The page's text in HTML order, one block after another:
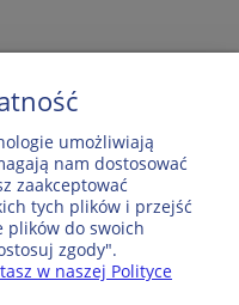
umożliwiają
nam dostosować
zaakceptować
tych plików i przejść
plików do swoich
zgody".
w naszej Polityce